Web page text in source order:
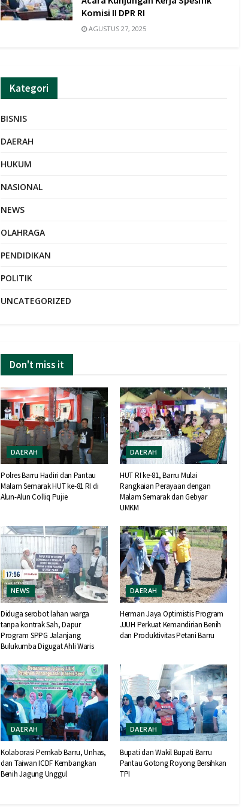
Komisi II DPR RI
AGUSTUS 27, 2025
Kategori
BISNIS
DAERAH
HUKUM
NASIONAL
NEWS
OLAHRAGA
PENDIDIKAN
POLITIK
UNCATEGORIZED
Don't miss it
DAERAH
Polres Barru Hadiri dan Pantau
Malam Semarak HUT ke-81 RI di
Alun-Alun Colliq Pujie
DAERAH
HUT RI ke-81, Barru Mulai
Rangkaian Perayaan dengan
Malam Semarak dan Gebyar
UMKM
NEWS
Diduga serobot lahan warga
tanpa kontrak Sah, Dapur
Program SPPG Jalanjang
Bulukumba Digugat Ahli Waris
DAERAH
Herman Jaya Optimistis Program
JJUH Perkuat Kemandirian Benih
dan Produktivitas Petani Barru
DAERAH
Kolaborasi Pemkab Barru, Unhas,
dan Taiwan ICDF Kembangkan
Benih Jagung Unggul
DAERAH
Bupati dan Wakil Bupati Barru
Pantau Gotong Royong Bersihkan
TPI